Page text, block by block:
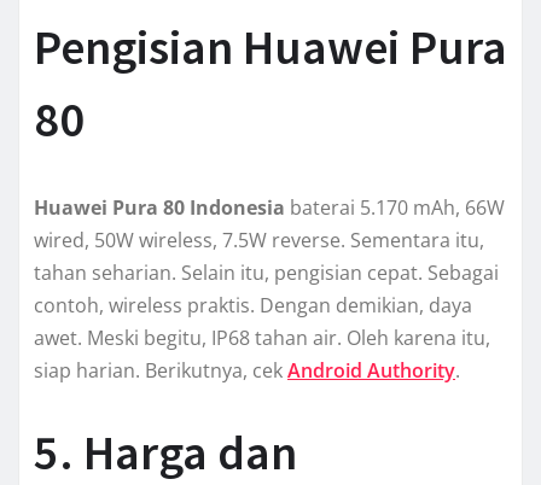
Pengisian Huawei Pura
80
Huawei Pura 80 Indonesia baterai 5.170 mAh, 66W
wired, 50W wireless, 7.5W reverse. Sementara itu,
tahan seharian. Selain itu, pengisian cepat. Sebagai
contoh, wireless praktis. Dengan demikian, daya
awet. Meski begitu, IP68 tahan air. Oleh karena itu,
siap harian. Berikutnya, cekAndroid Authority.
5. Harga dan